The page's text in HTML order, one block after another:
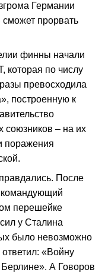
Германии
прорвать
финны начали
которая по числу
превосходила
построенную к
союзников – на их
поражения
После
командующий
перешейке
у Сталина
было невозможно
«Войну
Берлине». А Говоров